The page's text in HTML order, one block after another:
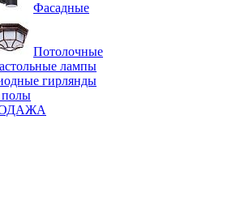
Фасадные
Потолочные
лампы
гирлянды
полы